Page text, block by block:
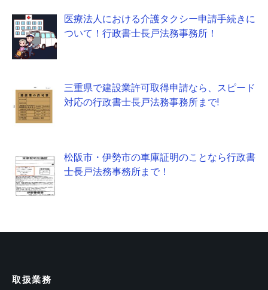
医療法人における介護タクシー申請手続きに
ついて！行政書士長戸法務事務所！
三重県で建設業許可取得申請なら、スピード
対応の行政書士長戸法務事務所まで!
松阪市・伊勢市の車庫証明のことなら行政書
士長戸法務事務所まで！
取扱業務